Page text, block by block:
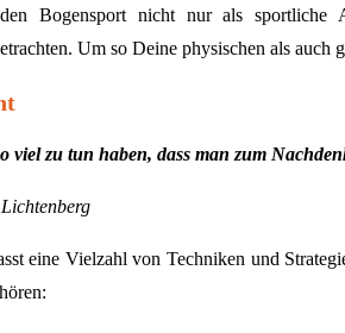
Bogensport nicht nur als sportliche
Um so Deine physischen als auch
viel zu tun haben, dass man zum
eine Vielzahl von Techniken und